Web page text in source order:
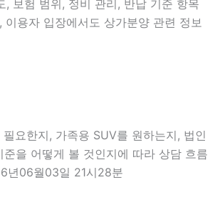
보험 범위, 정비 관리, 반납 기준 항목
용자 입장에서도 상가분양 관련 정보
요한지, 가족용 SUV를 원하는지, 법인
을 어떻게 볼 것인지에 따라 상담 흐름
년06월03일 21시28분